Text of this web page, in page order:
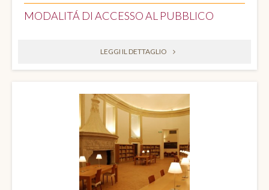
MODALITÁ DI ACCESSO AL PUBBLICO
LEGGI IL DETTAGLIO